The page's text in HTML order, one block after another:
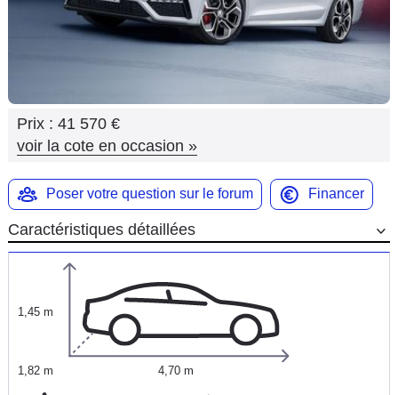
Services
Moto
Marques
Prix : 41 570 €
voir la cote en occasion »
Poser votre question sur le forum Financer
Caractéristiques détaillées
1,45 m
1,82 m 4,70 m